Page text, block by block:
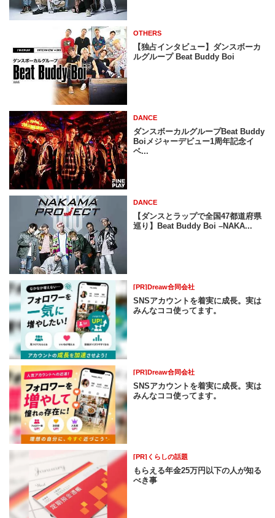
OTHERS
【独占インタビュー】ダンスボーカ
ルグループ Beat Buddy Boi
DANCE
ダンスボーカルグループBeat Buddy
Boiメジャーデビュー1周年記念イ
ベ...
DANCE
【ダンスとラップで全国47都道府県
巡り】Beat Buddy Boi –NAKA...
[PR]Dreaw合同会社
SNSアカウントを着実に成長。実は
みんなココ使ってます。
[PR]Dreaw合同会社
SNSアカウントを着実に成長。実は
みんなココ使ってます。
[PR]くらしの話題
もらえる年金25万円以下の人が知る
べき事